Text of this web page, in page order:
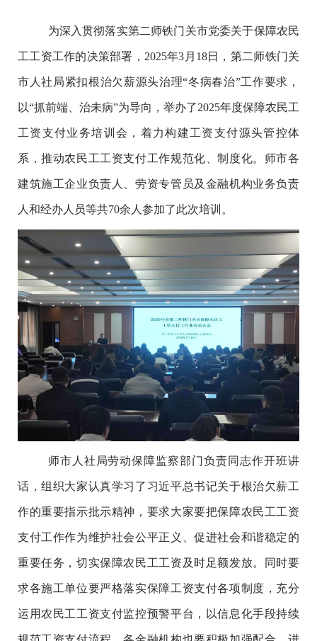
为深入贯彻落实第二师铁门关市党委关于保障农民
工工资工作的决策部署， 2025年3 月 18日 ，第二师铁门关
市人社局紧扣根治欠薪源头治理“冬病春治”工作要求，
以“抓前端、治未病”为导向， 举办了2025年度保障农民工
工资支付业务培训会，着力构建工资支付源头管控体
系 ，推动农民工工资支付工作规范化、制度化。 师市各
建筑施工企业负责人、劳资专管员及金融机构业务负责
人和经办人员等共70余 人 参加了此次培训。
师市人社局劳动保障监察部门负责同志作开班讲
话，组织大家认真学习了 习近平总书记关于根治欠薪工
作的重要指示批示精神，要求大家要把保障农民工工资
支付工作作为维护社会公平正义、促进社会和谐稳定的
重要任务，切实保障农民工工资及时足额发放。同时要
求各施工单位要严格落实保障工资支付各项制度，充分
运用农民工工资支付监控预警平台，以信息化手段持续